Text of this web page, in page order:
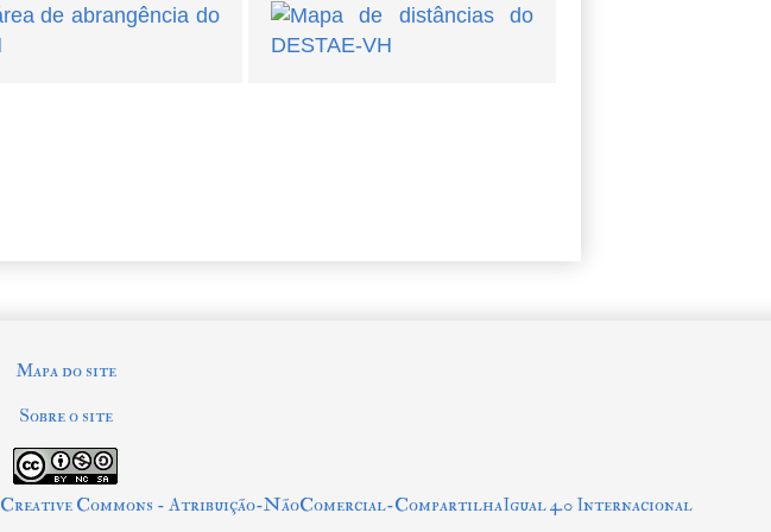
Mapa do site
Sobre o site
Creative Commons - Atribuição-NãoComercial-CompartilhaIgual 4.0 Internacional